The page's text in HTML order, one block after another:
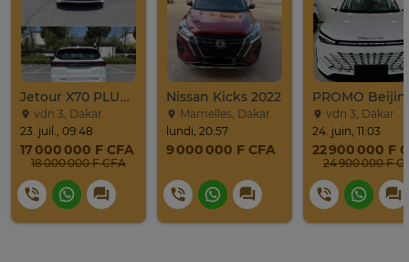
Jetour X70 PLUS 2024
vdn 3, Dakar
23. juil., 09:48
17 000 000 F CFA
18 000 000 F CFA
Nissan Kicks 2022
Mamelles, Dakar
lundi, 20:57
9 000 000 F CFA
vdn 3, Dakar
24. juin, 11:03
22 900 000 F